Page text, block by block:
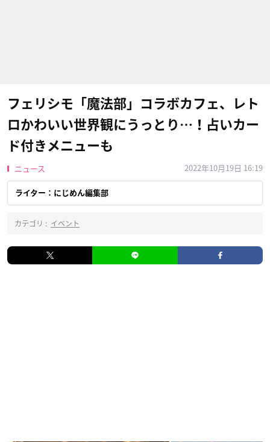
フェリシモ「魔法部」コラボカフェ、レト
ロかわいい世界観にうっとり…！占いカー
ド付きメニューも
ニュース 2022年10月19日 16:19
ライター：にじめん編集部
カテゴリ : イベント